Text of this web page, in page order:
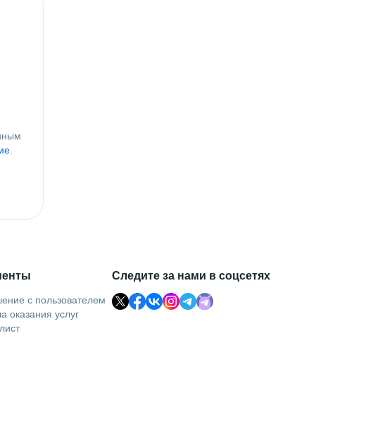
.
с пользователем
оказания услуг
Следите за нами в соцсетях